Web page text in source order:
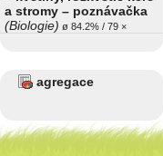
a stromy – poznávačka
(Biologie) ø 84.2% / 79 ×
agregace